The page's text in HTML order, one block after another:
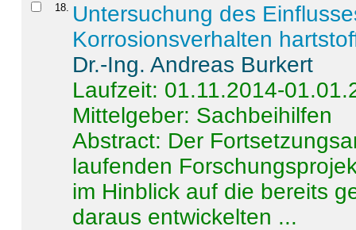
18
Untersuchung des
Korrosionsverhalten
Dr.-Ing. Andreas Burkert
Laufzeit: 01.11.2014-
Mittelgeber: Sachbeihilfen
Abstract: Der
laufenden
im Hinblick auf die bereits
daraus entwickelten ...